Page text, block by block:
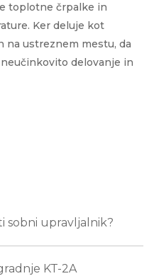
toplotne črpalke in
Ker deluje kot
na ustreznem mestu, da
delovanje in
sobni upravljalnik?
KT-2A